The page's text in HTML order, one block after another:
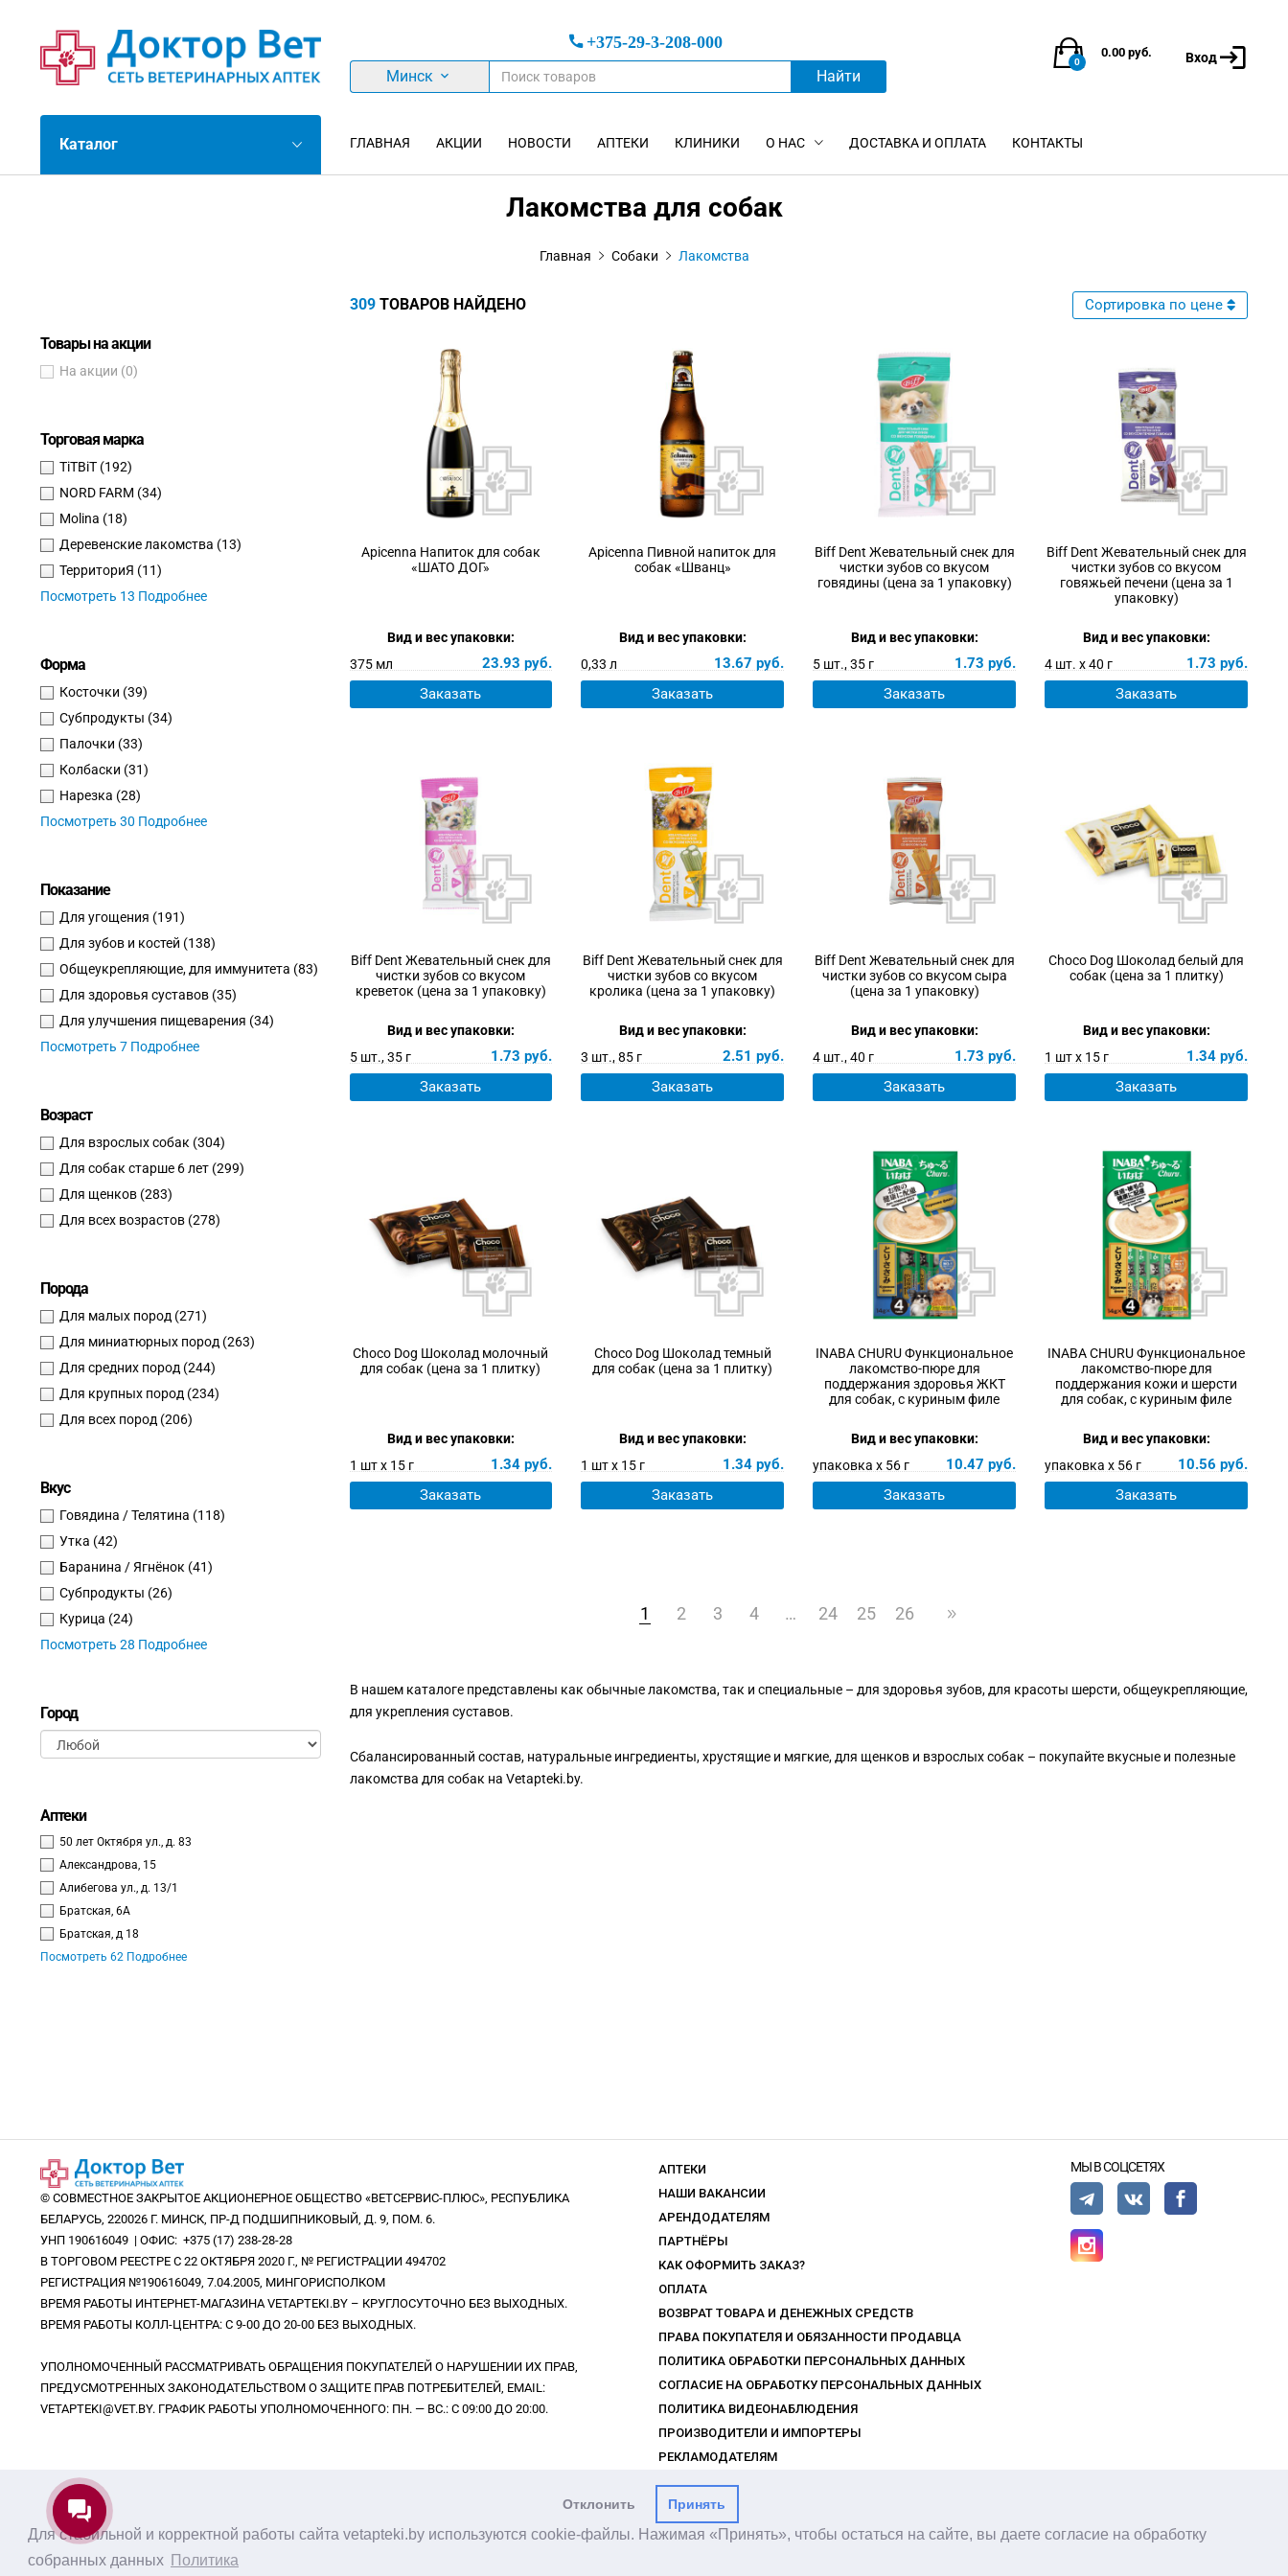
Для стабильной и корректной работы сайта vetapteki.by используются cookie-файлы. Нажимая «Принять», чтобы остаться на сайте, вы даете согласие на обработку
собранных данных Политика
Отклонить Принять
+375-29-3-208-000
Минск Найти
Вход
0
0.00 руб.
Каталог ГЛАВНАЯ АКЦИИ НОВОСТИ АПТЕКИ КЛИНИКИ О НАС ДОСТАВКА И ОПЛАТА КОНТАКТЫ
Лакомства для собак
Главная Собаки Лакомства
309ТОВАРОВ НАЙДЕНО Сортировка по цене
Apicenna Напиток для собак
«ШАТО ДОГ»
Вид и вес упаковки:
375 мл
23.93руб.
Заказать
Apicenna Пивной напиток для
собак «Шванц»
Вид и вес упаковки:
0,33 л
13.67руб.
Заказать
Biff Dent Жевательный снек для
чистки зубов со вкусом
говядины (цена за 1 упаковку)
Вид и вес упаковки:
5 шт., 35 г
1.73руб.
Заказать
Biff Dent Жевательный снек для
чистки зубов со вкусом
говяжьей печени (цена за 1
упаковку)
Вид и вес упаковки:
4 шт. х 40 г
1.73 руб.
Заказать
Biff Dent Жевательный снек для
чистки зубов со вкусом
креветок (цена за 1 упаковку)
Вид и вес упаковки:
5 шт., 35 г
1.73руб.
Заказать
Biff Dent Жевательный снек для
чистки зубов со вкусом
кролика (цена за 1 упаковку)
Вид и вес упаковки:
3 шт., 85 г
2.51руб.
Заказать
Biff Dent Жевательный снек для
чистки зубов со вкусом сыра
(цена за 1 упаковку)
Вид и вес упаковки:
4 шт., 40 г
1.73руб.
Заказать
Choco Dog Шоколад белый для
собак (цена за 1 плитку)
Вид и вес упаковки:
1 шт х 15 г
1.34 руб.
Заказать
Choco Dog Шоколад молочный
для собак (цена за 1 плитку)
Вид и вес упаковки:
1 шт х 15 г
1.34руб.
Заказать
Choco Dog Шоколад темный
для собак (цена за 1 плитку)
Вид и вес упаковки:
1 шт х 15 г
1.34руб.
Заказать
INABA CHURU Функциональное
лакомство-пюре для
поддержания здоровья ЖКТ
для собак, с куриным филе
Вид и вес упаковки:
упаковка х 56 г
10.47руб.
Заказать
INABA CHURU Функциональное
лакомство-пюре для
поддержания кожи и шерсти
для собак, с куриным филе
Вид и вес упаковки:
упаковка х 56 г
10.56 руб.
Заказать
1 2 3 4 … 24 25 26
В нашем каталоге представлены как обычные лакомства, так и специальные – для здоровья зубов, для красоты шерсти, общеукрепляющие,
для укрепления суставов.
Сбалансированный состав, натуральные ингредиенты, хрустящие и мягкие, для щенков и взрослых собак – покупайте вкусные и полезные
лакомства для собак на Vetapteki.by.
Товары на акции
На акции (0)
Торговая марка
TiTBiT (192)
NORD FARM (34)
Molina (18)
Деревенские лакомства (13)
ТерриториЯ (11)
Посмотреть 13 Подробнее
Форма
Косточки (39)
Субпродукты (34)
Палочки (33)
Колбаски (31)
Нарезка (28)
Посмотреть 30 Подробнее
Показание
Для угощения (191)
Для зубов и костей (138)
Общеукрепляющие, для иммунитета (83)
Для здоровья суставов (35)
Для улучшения пищеварения (34)
Посмотреть 7 Подробнее
Возраст
Для взрослых собак (304)
Для собак старше 6 лет (299)
Для щенков (283)
Для всех возрастов (278)
Порода
Для малых пород (271)
Для миниатюрных пород (263)
Для средних пород (244)
Для крупных пород (234)
Для всех пород (206)
Вкус
Говядина / Телятина (118)
Утка (42)
Баранина / Ягнёнок (41)
Субпродукты (26)
Курица (24)
Посмотреть 28 Подробнее
Город
Аптеки
50 лет Октября ул., д. 83
Александрова, 15
Алибегова ул., д. 13/1
Братская, 6А
Братская, д 18
Посмотреть 62 Подробнее
© СОВМЕСТНОЕ ЗАКРЫТОЕ АКЦИОНЕРНОЕ ОБЩЕСТВО «ВЕТСЕРВИС-ПЛЮС», РЕСПУБЛИКА
БЕЛАРУСЬ, 220026 Г. МИНСК, ПР-Д ПОДШИПНИКОВЫЙ, Д. 9, ПОМ. 6.
УНП 190616049 | ОФИС: +375 (17) 238-28-28
В ТОРГОВОМ РЕЕСТРЕ С 22 ОКТЯБРЯ 2020 Г., № РЕГИСТРАЦИИ 494702
РЕГИСТРАЦИЯ №190616049, 7.04.2005, МИНГОРИСПОЛКОМ
ВРЕМЯ РАБОТЫ ИНТЕРНЕТ-МАГАЗИНА VETAPTEKI.BY – КРУГЛОСУТОЧНО БЕЗ ВЫХОДНЫХ.
ВРЕМЯ РАБОТЫ КОЛЛ-ЦЕНТРА: С 9-00 ДО 20-00 БЕЗ ВЫХОДНЫХ.
УПОЛНОМОЧЕННЫЙ РАССМАТРИВАТЬ ОБРАЩЕНИЯ ПОКУПАТЕЛЕЙ О НАРУШЕНИИ ИХ ПРАВ,
ПРЕДУСМОТРЕННЫХ ЗАКОНОДАТЕЛЬСТВОМ О ЗАЩИТЕ ПРАВ ПОТРЕБИТЕЛЕЙ, EMAIL:
VETAPTEKI@VET.BY. ГРАФИК РАБОТЫ УПОЛНОМОЧЕННОГО: ПН. — ВС.: С 09:00 ДО 20:00.
АПТЕКИ
НАШИ ВАКАНСИИ
АРЕНДОДАТЕЛЯМ
ПАРТНЁРЫ
КАК ОФОРМИТЬ ЗАКАЗ?
ОПЛАТА
ВОЗВРАТ ТОВАРА И ДЕНЕЖНЫХ СРЕДСТВ
ПРАВА ПОКУПАТЕЛЯ И ОБЯЗАННОСТИ ПРОДАВЦА
ПОЛИТИКА ОБРАБОТКИ ПЕРСОНАЛЬНЫХ ДАННЫХ
СОГЛАСИЕ НА ОБРАБОТКУ ПЕРСОНАЛЬНЫХ ДАННЫХ
ПОЛИТИКА ВИДЕОНАБЛЮДЕНИЯ
ПРОИЗВОДИТЕЛИ И ИМПОРТЕРЫ
РЕКЛАМОДАТЕЛЯМ
МЫ В СОЦСЕТЯХ